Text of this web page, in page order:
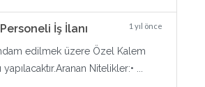
İş İlanı 1 yıl önce
edilmek üzere Özel Kalem
Nitelikler:• ...